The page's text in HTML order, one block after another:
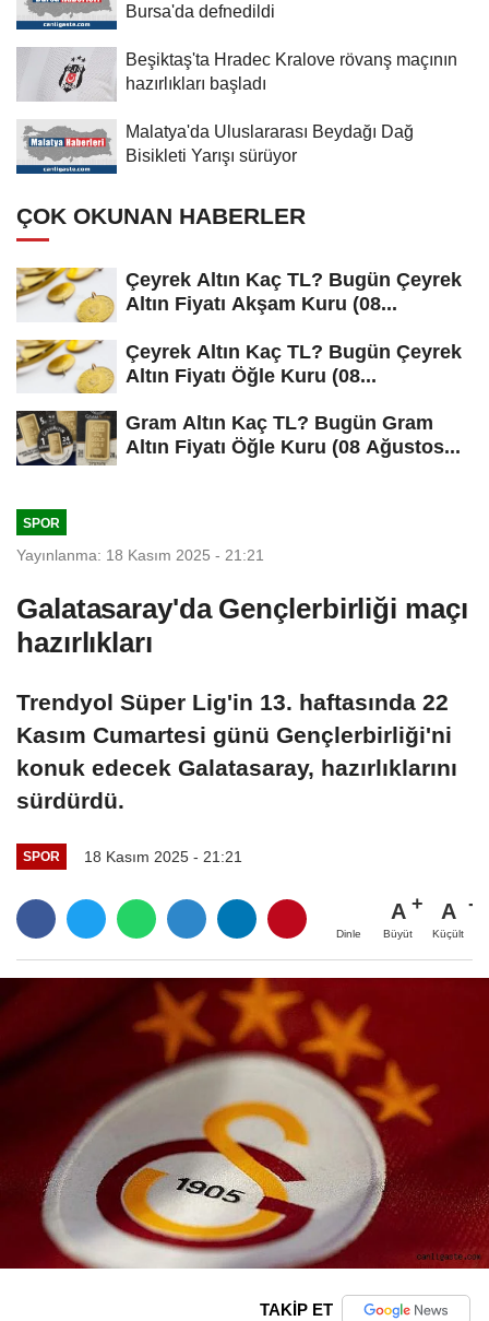
Bursa'da defnedildi
Beşiktaş'ta Hradec Kralove rövanş maçının
hazırlıkları başladı
Malatya'da Uluslararası Beydağı Dağ
Bisikleti Yarışı sürüyor
ÇOK OKUNAN HABERLER
Çeyrek Altın Kaç TL? Bugün Çeyrek
Altın Fiyatı Akşam Kuru (08...
Çeyrek Altın Kaç TL? Bugün Çeyrek
Altın Fiyatı Öğle Kuru (08...
Gram Altın Kaç TL? Bugün Gram
Altın Fiyatı Öğle Kuru (08 Ağustos...
SPOR
Yayınlanma: 18 Kasım 2025 - 21:21
Galatasaray'da Gençlerbirliği maçı
hazırlıkları
Trendyol Süper Lig'in 13. haftasında 22
Kasım Cumartesi günü Gençlerbirliği'ni
konuk edecek Galatasaray, hazırlıklarını
sürdürdü.
SPOR 18 Kasım 2025 - 21:21
Dinle
A
Büyüt
A
Küçült
TAKİP ET